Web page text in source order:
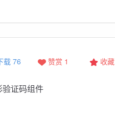
收藏
赞赏 1
载 76
证码组件